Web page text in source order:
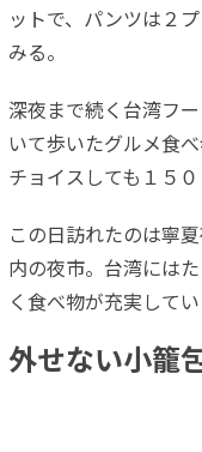
ットで、パンツは２
みる。
深夜まで続く台湾フ
いて歩いたグルメ食
チョイスしても１５
この日訪れたのは寧
内の夜市。台湾には
く食べ物が充実してい
外せない小籠